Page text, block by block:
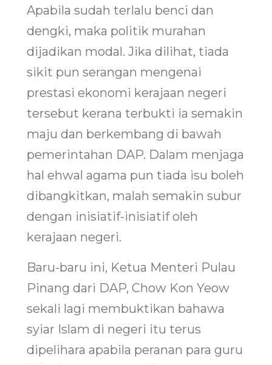
Apabila sudah terlalu benci dan
dengki, maka politik murahan
dijadikan modal. Jika dilihat, tiada
sikit pun serangan mengenai
prestasi ekonomi kerajaan negeri
tersebut kerana terbukti ia semakin
maju dan berkembang di bawah
pemerintahan DAP. Dalam menjaga
hal ehwal agama pun tiada isu boleh
dibangkitkan, malah semakin subur
dengan inisiatif-inisiatif oleh
kerajaan negeri.
Baru-baru ini, Ketua Menteri Pulau
Pinang dari DAP, Chow Kon Yeow
sekali lagi membuktikan bahawa
syiar Islam di negeri itu terus
dipelihara apabila peranan para guru